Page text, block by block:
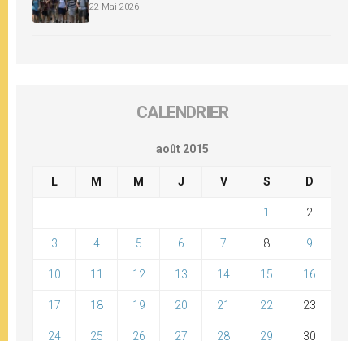
22 Mai 2026
CALENDRIER
août 2015
L M M J V S D
1 2
3 4 5 6 7 8 9
10 11 12 13 14 15 16
17 18 19 20 21 22 23
24 25 26 27 28 29 30